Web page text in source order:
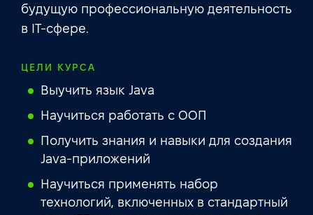
будущую профессиональную деятельность
в IT-сфере.
ЦЕЛИ КУРСА
Выучить язык Java
Научиться работать с ООП
Получить знания и навыки для создания
Java-приложений
Научиться применять набор
технологий, включенных в стандартный